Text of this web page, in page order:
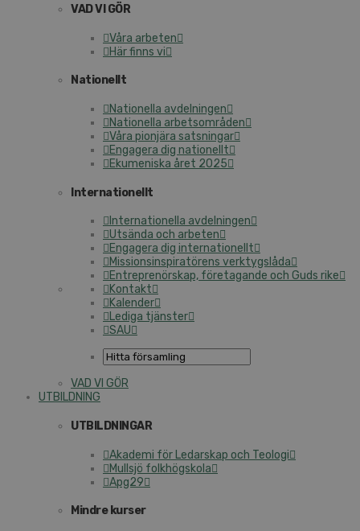
VAD VI GÖR
Våra arbeten
Här finns vi
Nationellt
Nationella avdelningen
Nationella arbetsområden
Våra pionjära satsningar
Engagera dig nationellt
Ekumeniska året 2025
Internationellt
Internationella avdelningen
Utsända och arbeten
Engagera dig internationellt
Missionsinspiratörens verktygslåda
Entreprenörskap, företagande och Guds rike
Kontakt
Kalender
Lediga tjänster
SAU
VAD VI GÖR
UTBILDNING
UTBILDNINGAR
Akademi för Ledarskap och Teologi
Mullsjö folkhögskola
Apg29
Mindre kurser